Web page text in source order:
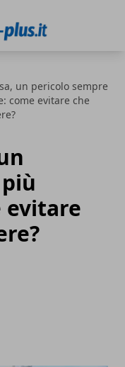
un pericolo sempre
come evitare che
evitare